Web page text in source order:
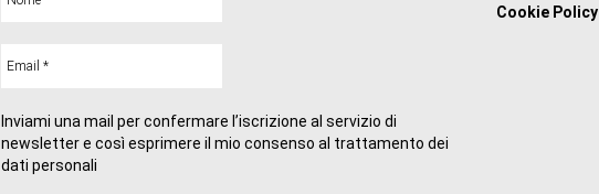
Inviami una mail per confermare l’iscrizione al servizio di
newsletter e così esprimere il mio consenso al trattamento dei
dati personali
Cookie Policy